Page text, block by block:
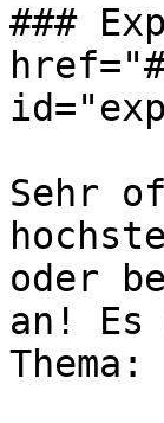
###
Sehr
oder
an! Es
Thema: